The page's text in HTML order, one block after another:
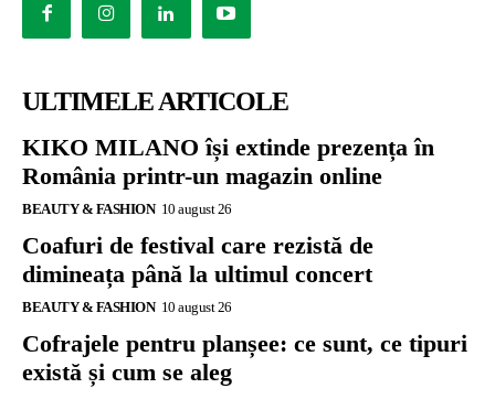
ULTIMELE ARTICOLE
KIKO MILANO își extinde prezența în
România printr-un magazin online
BEAUTY & FASHION 10 august 26
Coafuri de festival care rezistă de
dimineața până la ultimul concert
BEAUTY & FASHION 10 august 26
Cofrajele pentru planșee: ce sunt, ce tipuri
există și cum se aleg